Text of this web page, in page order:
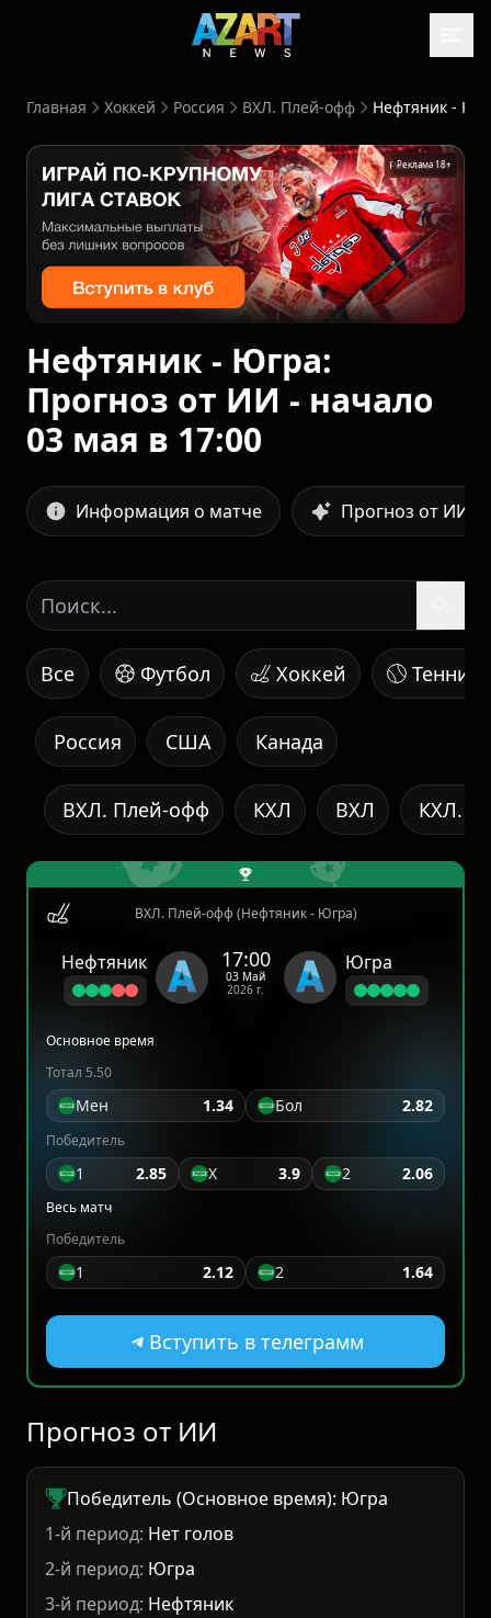
Главная Хоккей Россия ВХЛ. Плей-офф
Реклама 18+
Нефтяник - Югра:
Прогноз от ИИ - начало
03 мая в 17:00
Информация о матче Прогноз от ИИ
Все Футбол Хоккей Теннис
Россия США Канада
КХЛ ВХЛ КХЛ.
ВХЛ. Плей-офф
ВХЛ. Плей-офф (Нефтяник - Югра)
Нефтяник 17:00
03 Май
2026 г.
Югра
Основное время
Тотал 5.50
Мен 1.34 Бол 2.82
Победитель
1 2.85 X 3.9 2 2.06
Весь матч
Победитель
1 2.12 2 1.64
Вступить в телеграмм
Прогноз от ИИ
Победитель (Основное время): Югра
1-й период: Нет голов
2-й период: Югра
3-й период: Нефтяник